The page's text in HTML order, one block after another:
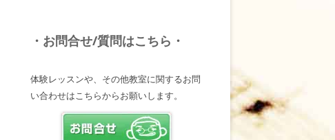
FMキタQ.ラジオパーソナ
知識が豊富で頼りになる
超おすすめしたい人です♪
詳しく見る・・・
・お問合せ/質問はこちら・
体験レッスンや、その他教室に関するお問
い合わせはこちらからお願いします。